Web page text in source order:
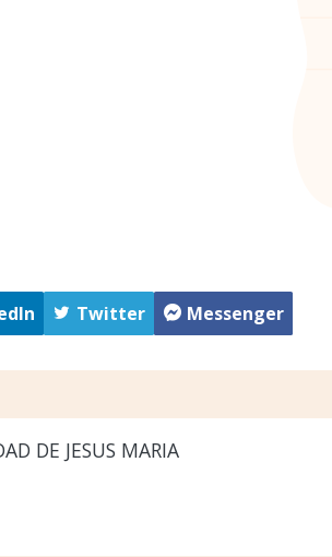
Twitter Messenger
DE JESUS MARIA